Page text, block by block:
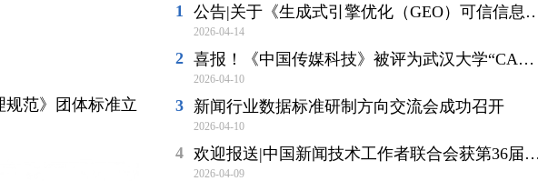
规范》团体标准立
公告|关于《生成式引擎优化（GEO）可信信息传播与信息生态治理规范》团体标准立项的公告
2026-04-14
喜报！《中国传媒科技》被评为武汉大学“CACJ中国应用型核心期刊”
2026-04-10
新闻行业数据标准研制方向交流会成功召开
2026-04-10
欢迎报送|中国新闻技术工作者联合会获第36届中国新闻奖初评报送单位资格
2026-04-09